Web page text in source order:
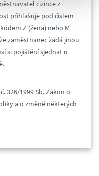
cizince z
přihlašuje pod číslem
Z (žena) nebo M
zaměstnanec žádá jinou
si pojištění sjednat u
326/1999 Sb. Zákon o
a o změně některých